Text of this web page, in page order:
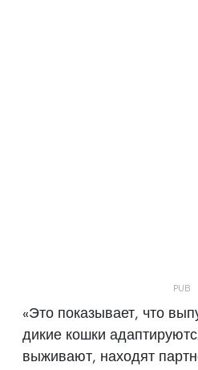
«Это показывает, что
дикие кошки
выживают, находят